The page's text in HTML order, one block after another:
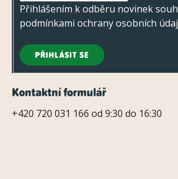
Přihlášením k odběru novinek
podmínkami ochrany osobních
PŘIHLÁSIT SE
Kontaktní formulář
+420 720 031 166 od 9:30 do 16:30